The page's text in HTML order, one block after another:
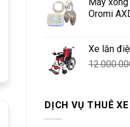
Oromi
Xe lăn
DỊCH VỤ THUÊ